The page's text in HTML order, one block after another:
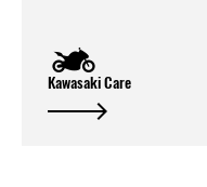
Kawasaki Care